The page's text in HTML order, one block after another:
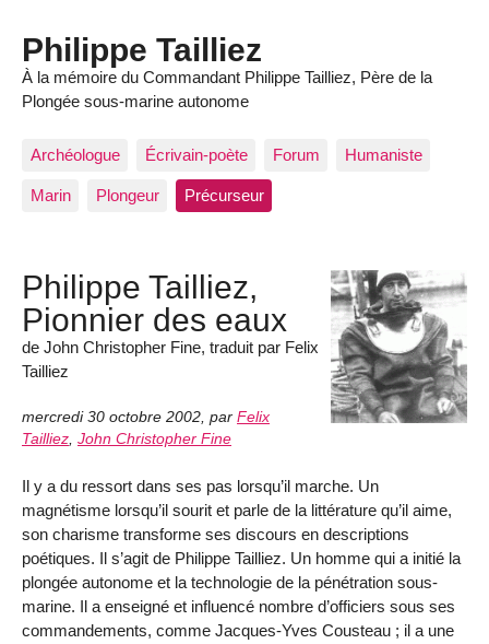
Philippe Tailliez
À la mémoire du Commandant Philippe Tailliez, Père de la
Plongée sous-marine autonome
Archéologue Écrivain-poète Forum Humaniste
Marin Plongeur Précurseur
Philippe Tailliez,
Pionnier des eaux
de John Christopher Fine, traduit par Felix
Tailliez
mercredi 30 octobre 2002 par Felix
Tailliez John Christopher Fine
Il y a du ressort dans ses pas lorsqu’il marche. Un
magnétisme lorsqu’il sourit et parle de la littérature qu’il aime,
son charisme transforme ses discours en descriptions
poétiques. Il s’agit de Philippe Tailliez. Un homme qui a initié la
plongée autonome et la technologie de la pénétration sous-
marine. Il a enseigné et influencé nombre d’officiers sous ses
commandements, comme Jacques-Yves Cousteau ; il a une